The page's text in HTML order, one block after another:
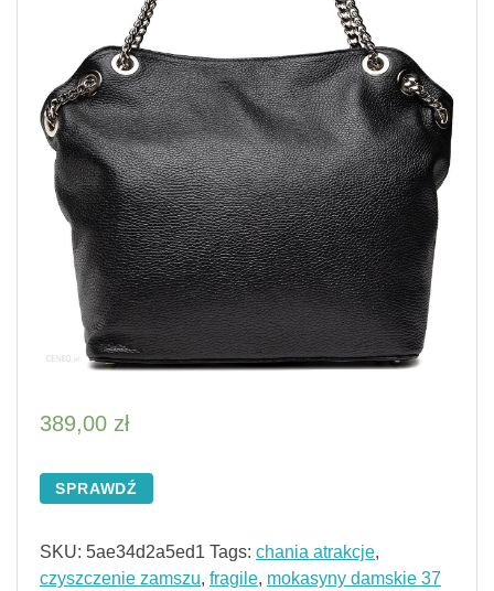
389,00 zł
SPRAWDŹ
SKU: 5ae34d2a5ed1 Tags: chania atrakcje,
czyszczenie zamszu, fragile, mokasyny damskie 37